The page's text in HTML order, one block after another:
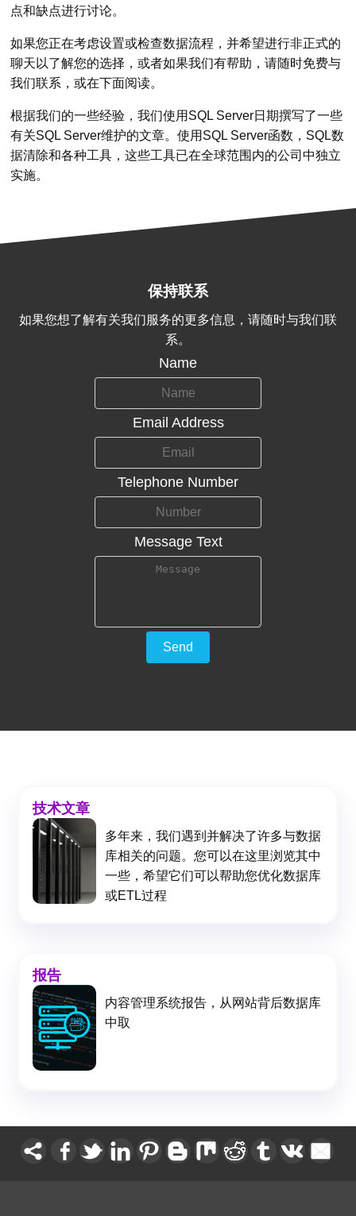
点和缺点进行讨论。
如果您正在考虑设置或检查数据流程，并希望进行非正式的
聊天以了解您的选择，或者如果我们有帮助，请随时免费与
我们联系，或在下面阅读。
根据我们的一些经验，我们使用SQL Server日期撰写了一些
有关SQL Server维护的文章。使用SQL Server函数，SQL数
据清除和各种工具，这些工具已在全球范围内的公司中独立
实施。
保持联系
如果您想了解有关我们服务的更多信息，请随时与我们联
系。
Name
Email Address
Telephone Number
Message Text
技术文章
多年来，我们遇到并解决了许多与数据
库相关的问题。您可以在这里浏览其中
一些，希望它们可以帮助您优化数据库
或ETL过程
报告
内容管理系统报告，从网站背后数据库
中取